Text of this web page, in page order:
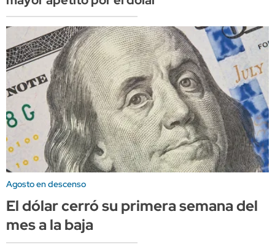
Agosto en descenso
El dólar cerró su primera semana del
mes a la baja